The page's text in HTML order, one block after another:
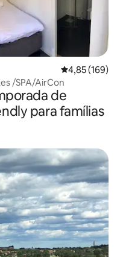
4,85 de uma
4,85 (169)
/SPA/AirCon
de
para famílias